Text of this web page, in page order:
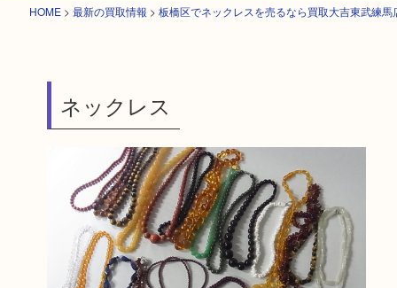
HOME > 最新の買取情報 > 板橋区でネックレスを売るなら買取大吉東武練馬
ネックレス